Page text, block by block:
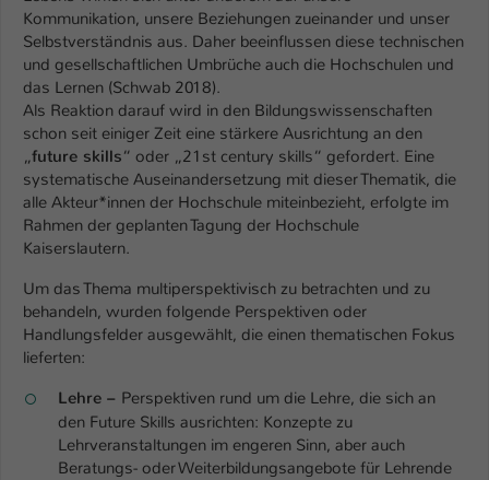
Kommunikation, unsere Beziehungen zueinander und unser
Selbstverständnis aus. Daher beeinflussen diese technischen
und gesellschaftlichen Umbrüche auch die Hochschulen und
das Lernen (Schwab 2018).
Als Reaktion darauf wird in den Bildungswissenschaften
schon seit einiger Zeit eine stärkere Ausrichtung an den
„future skills“ oder „21st century skills“ gefordert. Eine
systematische Auseinandersetzung mit dieser Thematik, die
alle Akteur*innen der Hochschule miteinbezieht, erfolgte im
Rahmen der geplanten Tagung der Hochschule
Kaiserslautern.
Um das Thema multiperspektivisch zu betrachten und zu
behandeln, wurden folgende Perspektiven oder
Handlungsfelder ausgewählt, die einen thematischen Fokus
lieferten:
Lehre – Perspektiven rund um die Lehre, die sich an
den Future Skills ausrichten: Konzepte zu
Lehrveranstaltungen im engeren Sinn, aber auch
Beratungs- oder Weiterbildungsangebote für Lehrende
Zweck
Einstellungen. Unter anderem eine zufällig
generierte ID, für die historische
Speicherung Ihrer vorgenommen
Einstellungen, falls der Webseiten-
Betreiber dies eingestellt hat.
Name fe_typo_user / PHPSESSID
Anbieter TYPO3
Dieses Cookie ist ein Standard-Session-
Cookie von TYPO3. Es speichert im Fall
wiedererkannt werden und es wird ihm
Zugang zu geschützten Bereichen
gewährt.